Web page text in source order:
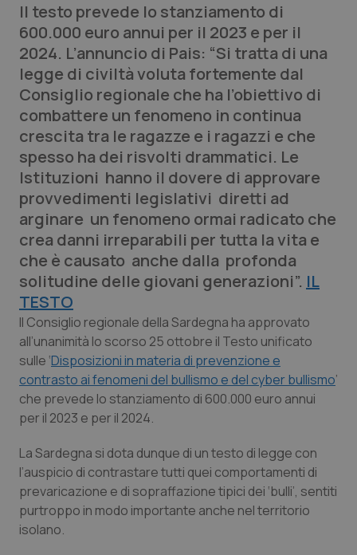
QS Pro
Professionisti Sanitari.AI
Abruzzo
Basilicata
Calabria
Campania
Emilia-Romagna
Friuli Venezia Giulia
Lazio
Liguria
Lombardia
Marche
Molise
QS Pro Gold
Artrite & artrosi
Asma & BPCO
Car-T
Colesterolo & coronaropatie
Dermatite Atopica
Diabete & glucometri
Disturbi dell’umore
Dolore
Donna & Salute
Epatiti
QS Club Newsletter
Il testo prevede lo stanziamento di
600.000 euro annui per il 2023 e per il
2024. L’annuncio di Pais: “Si tratta di una
legge di civiltà voluta fortemente dal
Consiglio regionale che ha l’obiettivo di
combattere un fenomeno in continua
crescita tra le ragazze e i ragazzi e che
spesso ha dei risvolti drammatici. Le
Istituzioni hanno il dovere di approvare
provvedimenti legislativi diretti ad
arginare un fenomeno ormai radicato che
crea danni irreparabili per tutta la vita e
che è causato anche dalla profonda
solitudine delle giovani generazioni”. IL
TESTO
Il Consiglio regionale della Sardegna ha approvato
all’unanimità lo scorso 25 ottobre il Testo unificato
sulle ‘Disposizioni in materia di prevenzione e
contrasto ai fenomeni del bullismo e del cyber bullismo’
che prevede lo stanziamento di 600.000 euro annui
per il 2023 e per il 2024.
La Sardegna si dota dunque di un testo di legge con
l’auspicio di contrastare tutti quei comportamenti di
prevaricazione e di sopraffazione tipici dei ‘bulli’, sentiti
purtroppo in modo importante anche nel territorio
isolano.